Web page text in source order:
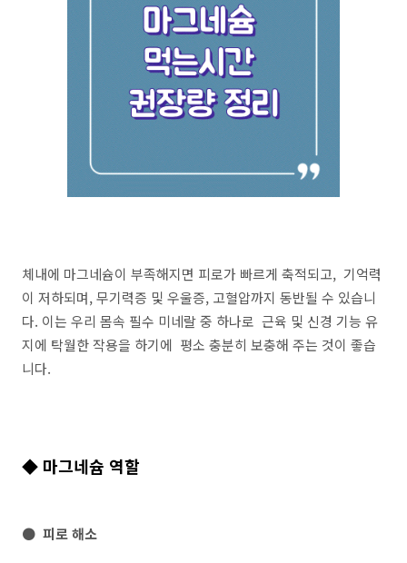
체내에 마그네슘이 부족해지면 피로가 빠르게 축적되고, 기억력
이 저하되며, 무기력증 및 우울증, 고혈압까지 동반될 수 있습니
다. 이는 우리 몸속 필수 미네랄 중 하나로 근육 및 신경 기능 유
지에 탁월한 작용을 하기에 평소 충분히 보충해 주는 것이 좋습
니다.
◆ 마그네슘 역할
● 피로 해소